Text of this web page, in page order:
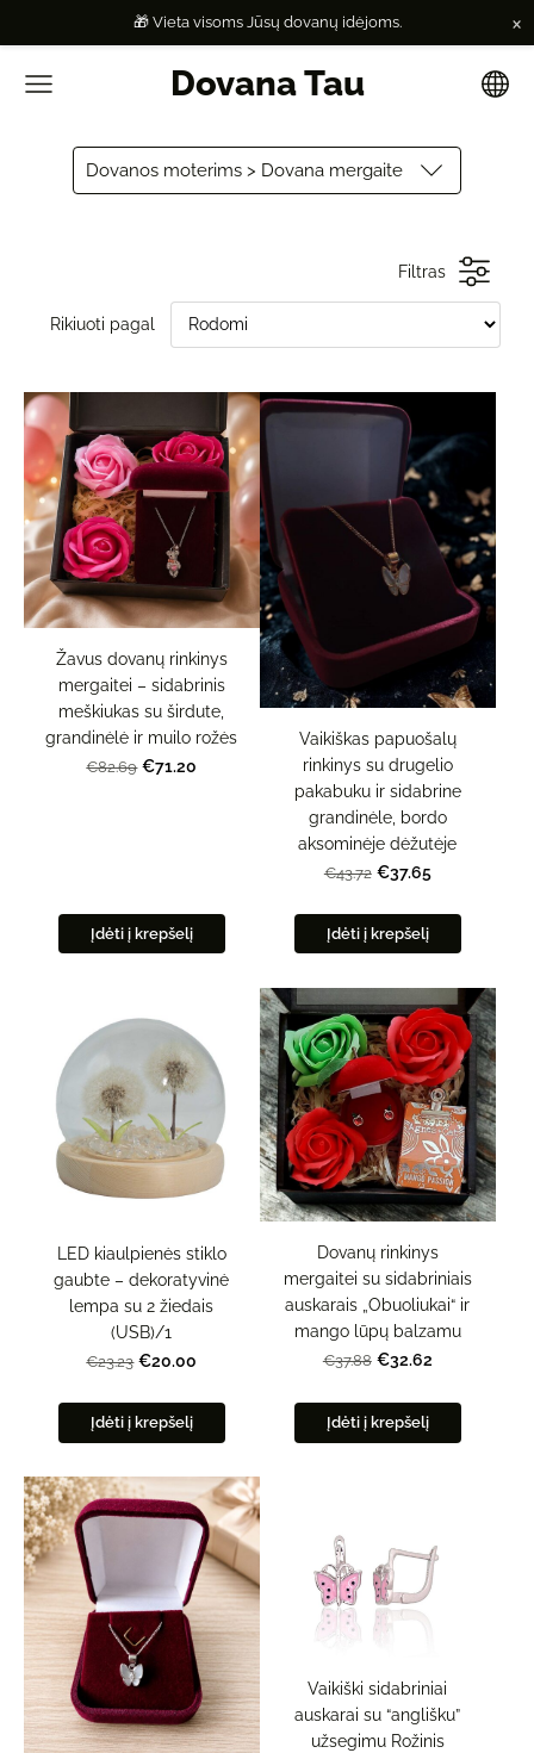
🎁 Vieta visoms Jūsų dovanų idėjoms. ×
Dovana Tau
Dovanos moterims > Dovana mergaite
Filtras
Rikiuoti pagal
Žavus dovanų rinkinys
mergaitei – sidabrinis
meškiukas su širdute,
grandinėlė ir muilo rožės
€82.69 €71.20
Įdėti į krepšelį
Vaikiškas papuošalų
rinkinys su drugelio
pakabuku ir sidabrine
grandinėle, bordo
aksominėje dėžutėje
€43.72 €37.65
Įdėti į krepšelį
LED kiaulpienės stiklo
gaubte – dekoratyvinė
lempa su 2 žiedais
(USB)/1
€23.23 €20.00
Įdėti į krepšelį
Dovanų rinkinys
mergaitei su sidabriniais
auskarais „Obuoliukai“ ir
mango lūpų balzamu
€37.88 €32.62
Įdėti į krepšelį
Vaikiški sidabriniai
auskarai su “anglišku”
užsegimu Rožinis